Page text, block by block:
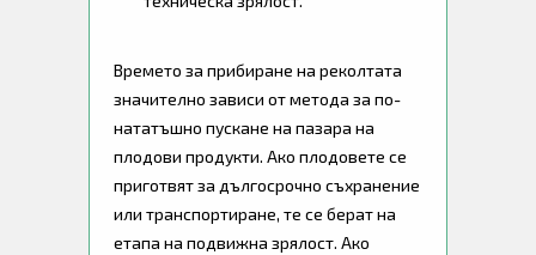
Времето за прибиране на реколтата
значително зависи от метода за по-
нататъшно пускане на пазара на
плодови продукти. Ако плодовете се
приготвят за дългосрочно съхранение
или транспортиране, те се берат на
етапа на подвижна зрялост. Ако